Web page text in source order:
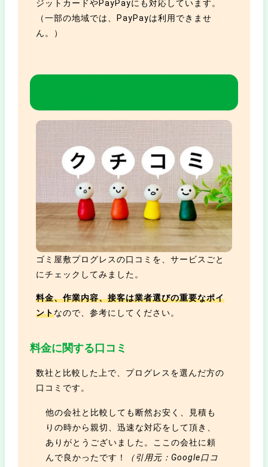
ジットカードやPayPayにも対応しています。
（一部の地域では、PayPayは利用できませ
ん。）
ゴミ屋敷プログレスの
る口コミ評判は？
ゴミ屋敷プログレスの口コミを、サービスごと
にチェックしてみました。
料金、作業内容、接客は業者選びの重要なポイ
ントなので、参考にしてください。
料金に関する口コミ
数社と比較した上で、プログレスを選んだ方の
口コミです。
他の会社と比較しても断然お安く、見積も
りの時から親切、迅速な対応をして頂き、
ありがとうございました。ここの会社に頼
んで良かったです！
（引用元：Google口コ